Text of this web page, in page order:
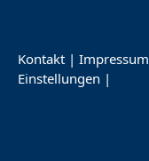
Kontakt | Impressum
Einstellungen |